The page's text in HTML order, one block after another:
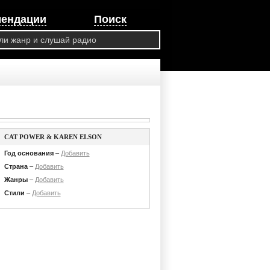
Поиск
CAT POWER & KAREN ELSON
Год основания– Добавить
Страна– Добавить
Жанры– Добавить
Стили – Добавить